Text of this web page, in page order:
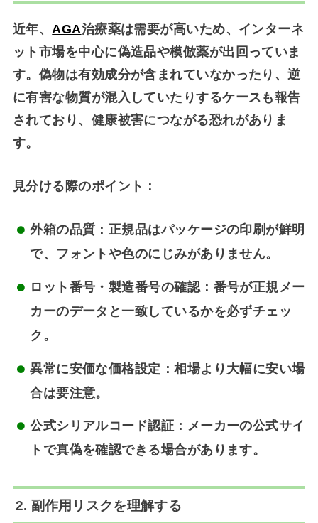
近年、 AGA治療薬は需要が高いため、インターネ
ット市場を中心に偽造品や模倣薬が出回っていま
す。偽物は有効成分が含まれていなかったり、逆
に有害な物質が混入していたりするケースも報告
されており、健康被害につながる恐れがありま
す。
見分ける際のポイント：
外箱の品質 ：正規品はパッケージの印刷が鮮明
で、フォントや色のにじみがありません。
ロット番号・製造番号の確認：番号が正規メー
カーのデータと一致しているかを必ずチェッ
ク。
異常に安価な価格設定 ：相場より大幅に安い場
合は要注意。
公式シリアルコード認証 ：メーカーの公式サイ
トで真偽を確認できる場合があります。
2. 副作用リスクを理解する